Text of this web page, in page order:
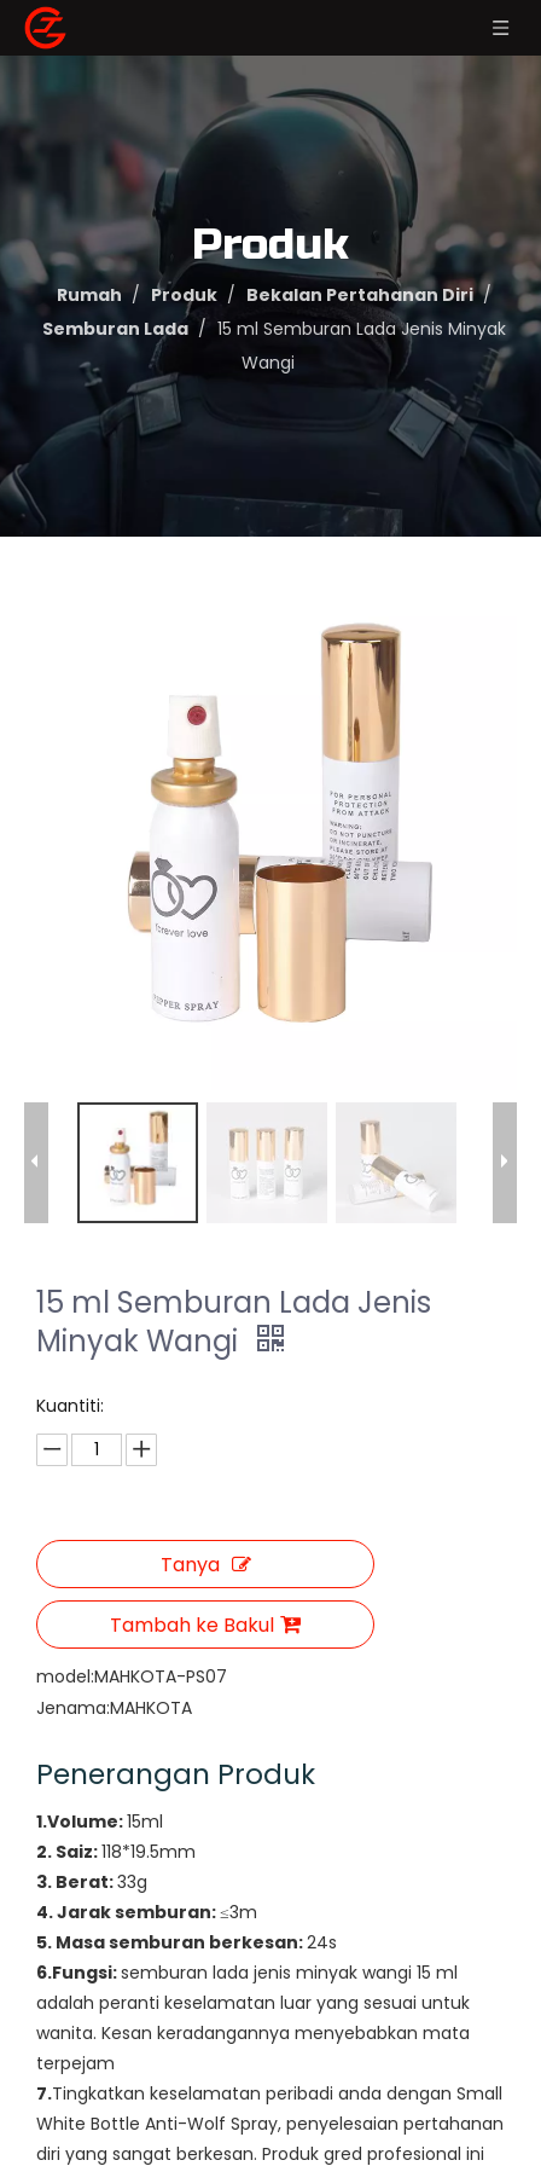
Produk
Rumah / Produk / Bekalan Pertahanan Diri /
Semburan Lada / 15 ml Semburan Lada Jenis Minyak
Wangi
15 ml Semburan Lada Jenis
Minyak Wangi
Kuantiti:
Tanya
Tambah ke Bakul
model:MAHKOTA-PS07
Jenama:MAHKOTA
Penerangan Produk
1.Volume:15ml
2. Saiz:118*19.5mm
3. Berat:33g
4. Jarak semburan:≤3m
5. Masa semburan berkesan:24s
6.Fungsi:semburan lada jenis minyak wangi 15 ml
adalah peranti keselamatan luar yang sesuai untuk
wanita. Kesan keradangannya menyebabkan mata
terpejam
7.Tingkatkan keselamatan peribadi anda dengan Small
White Bottle Anti-Wolf Spray, penyelesaian pertahanan
diri yang sangat berkesan. Produk gred profesional ini